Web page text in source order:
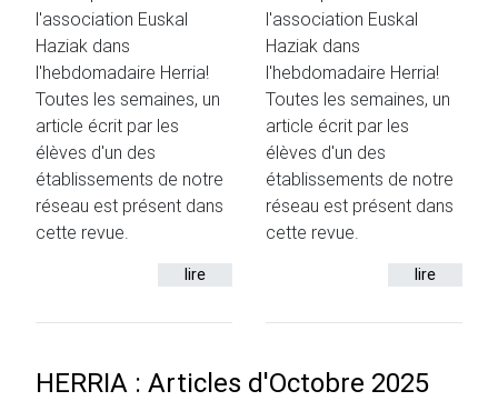
l'association Euskal
Haziak dans
l'hebdomadaire Herria!
Toutes les semaines, un
article écrit par les
élèves d'un des
établissements de notre
réseau est présent dans
cette revue.
lire
l'association Euskal
Haziak dans
l'hebdomadaire Herria!
Toutes les semaines, un
article écrit par les
élèves d'un des
établissements de notre
réseau est présent dans
cette revue.
lire
HERRIA : Articles d'Octobre 2025